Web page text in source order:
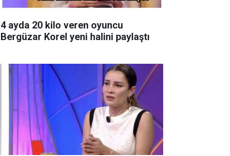
4 ayda 20 kilo veren oyuncu
Bergüzar Korel yeni halini paylaştı